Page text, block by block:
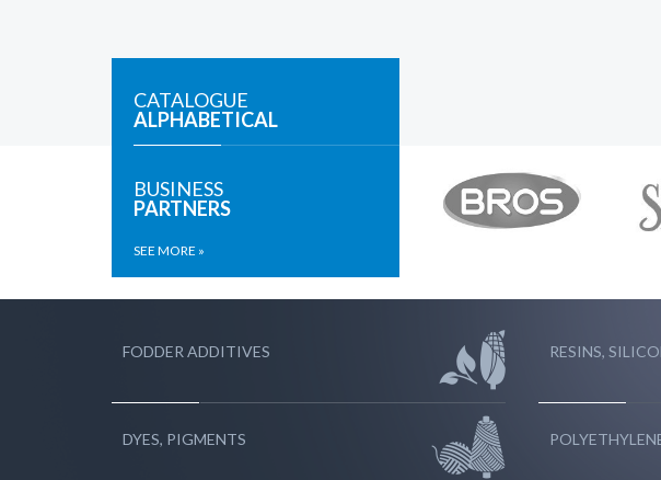
CATALOGUE
ALPHABETICAL
BUSINESS
PARTNERS
SEE MORE »
FODDER ADDITIVES RESINS,
DYES, PIGMENTS